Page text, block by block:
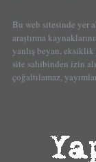
Bu web sitesinde yer
araştırma
yanlış beyan,
site sahibinden izin
çoğaltılamaz,